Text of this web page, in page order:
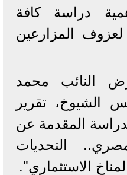
دراسة كافة
المزارعين
النائب محمد
الشيوخ، تقرير
المقدمة عن
التحديات
الاستثماري".